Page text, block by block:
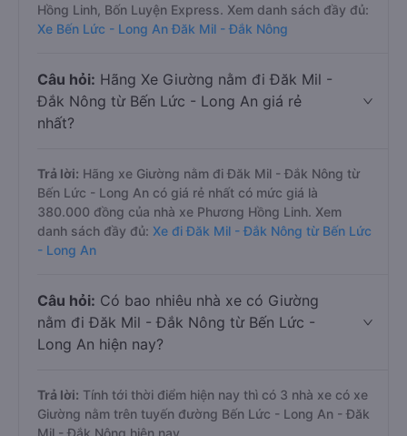
Hồng Linh, Bốn Luyện Express. Xem danh sách đầy đủ:
Xe Bến Lức - Long An Đăk Mil - Đắk Nông
Câu hỏi: Hãng Xe Giường nằm đi Đăk Mil -
Đắk Nông từ Bến Lức - Long An giá rẻ
nhất?
Trả lời: Hãng xe Giường nằm đi Đăk Mil - Đắk Nông từ
Bến Lức - Long An có giá rẻ nhất có mức giá là
380.000 đồng của nhà xe Phương Hồng Linh. Xem
danh sách đầy đủ: Xe đi Đăk Mil - Đắk Nông từ Bến Lức
- Long An
Câu hỏi: Có bao nhiêu nhà xe có Giường
nằm đi Đăk Mil - Đắk Nông từ Bến Lức -
Long An hiện nay?
Trả lời: Tính tới thời điểm hiện nay thì có 3 nhà xe có xe
Giường nằm trên tuyến đường Bến Lức - Long An - Đăk
Mil - Đắk Nông hiện nay